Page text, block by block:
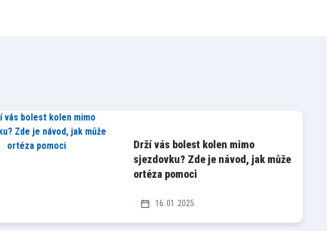
16 01 2025
Drží vás bolest kolen mimo
sjezdovku? Zde je návod, jak může
ortéza pomoci